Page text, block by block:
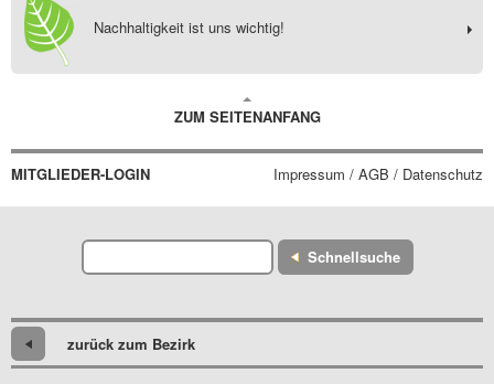
Nachhaltigkeit ist uns wichtig!
ZUM SEITENANFANG
MITGLIEDER-LOGIN Impressum / AGB / Datenschutz
Schnellsuche
zurück zum Bezirk